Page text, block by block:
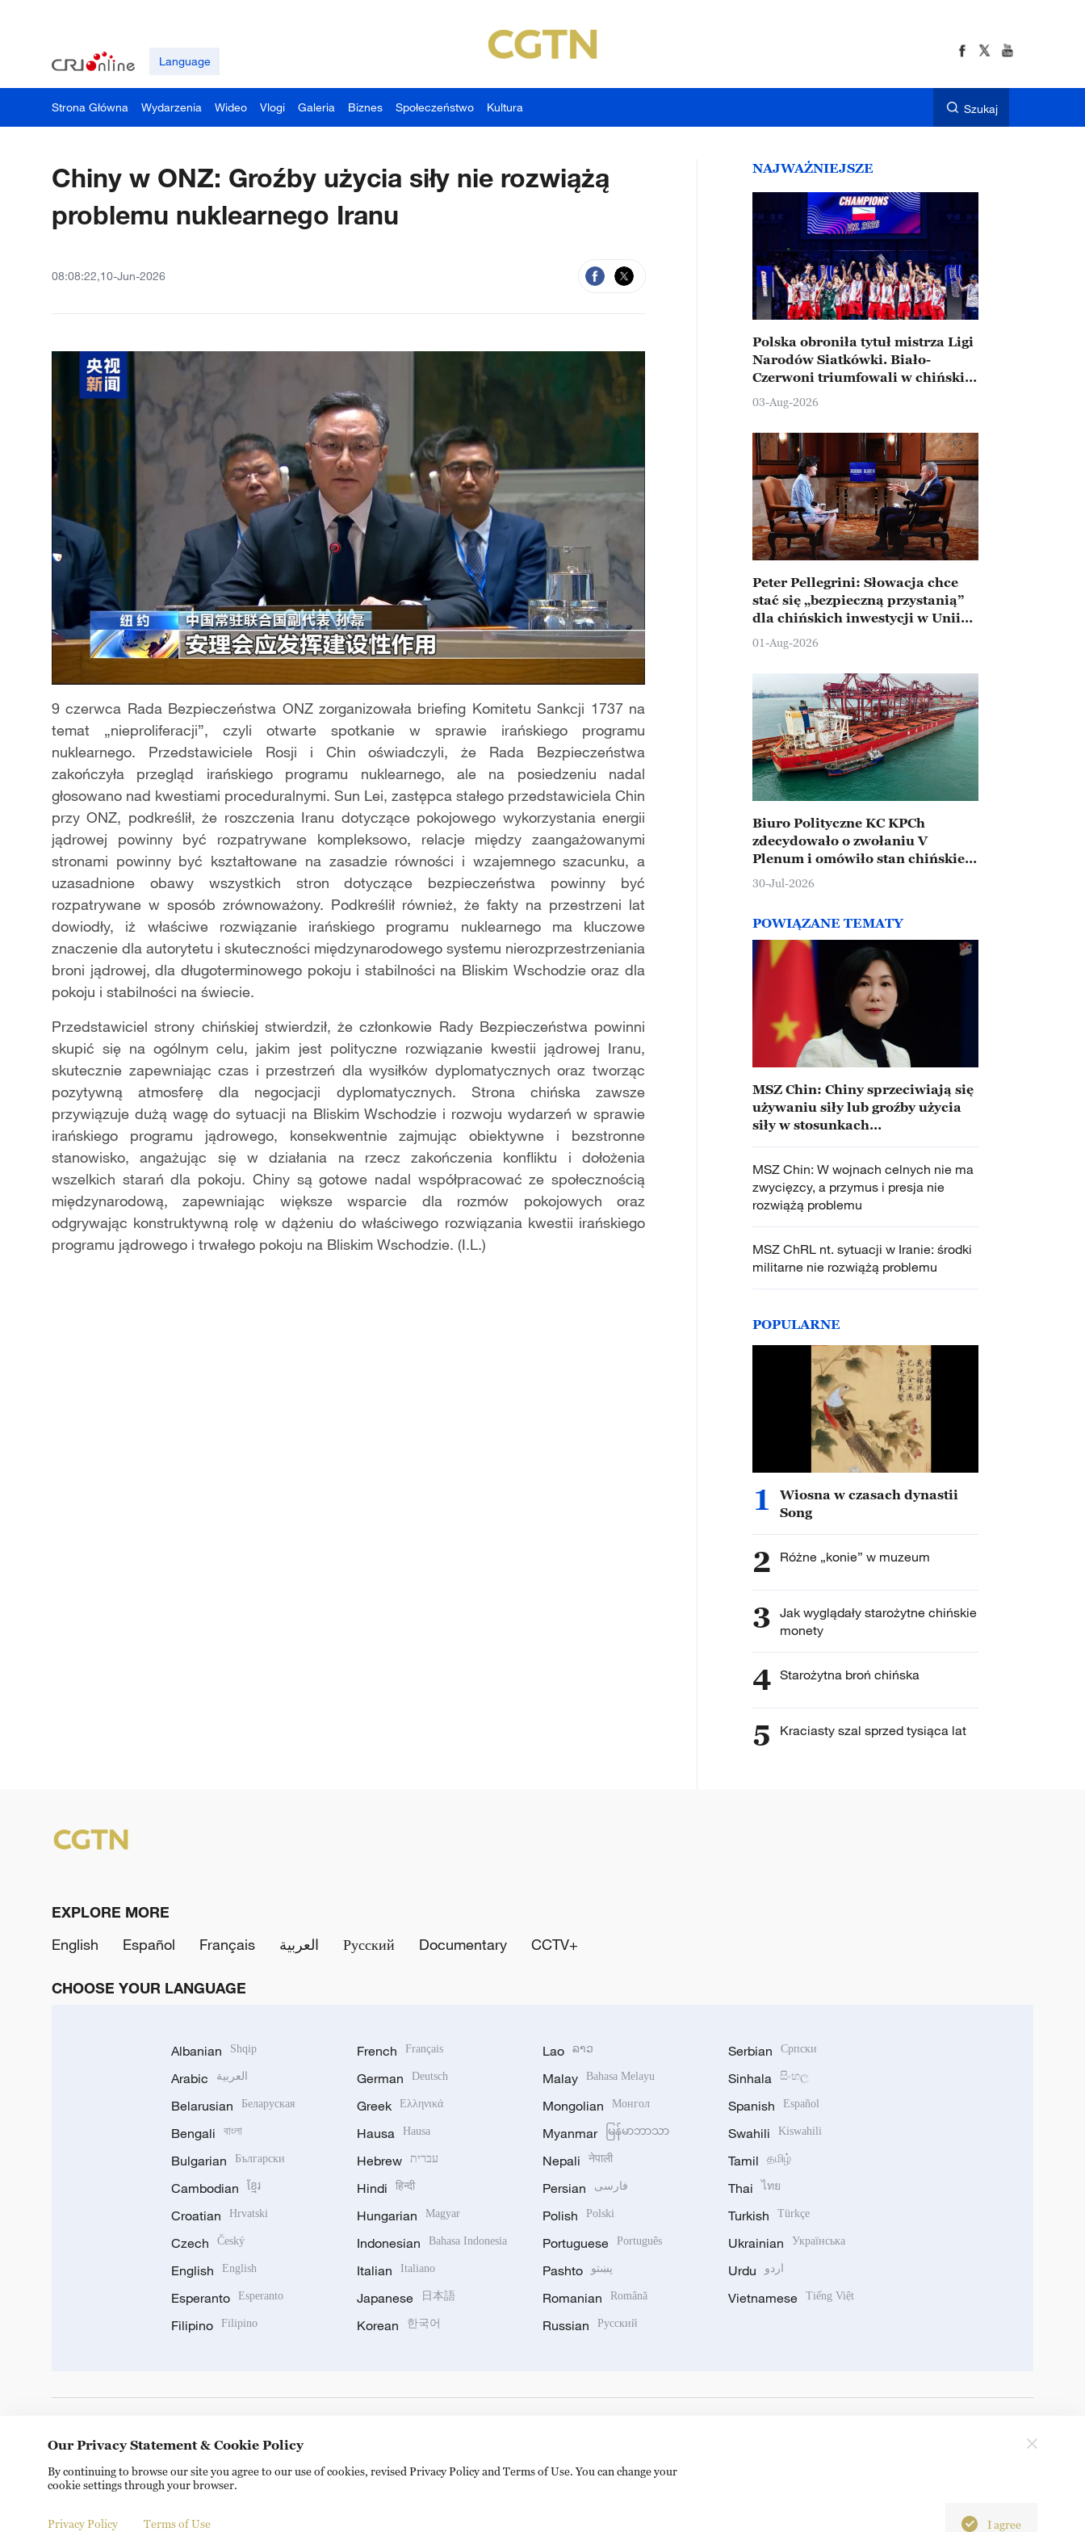
Language
Strona Główna Wydarzenia Wideo Vlogi Galeria Biznes Społeczeństwo Kultura Szukaj
Chiny w ONZ: Groźby użycia siły nie rozwiążą
problemu nuklearnego Iranu
08:08:22,10-Jun-2026
9 czerwca Rada Bezpieczeństwa ONZ zorganizowała briefing Komitetu Sankcji 1737 na
temat „nieproliferacji”, czyli otwarte spotkanie w sprawie irańskiego programu
nuklearnego. Przedstawiciele Rosji i Chin oświadczyli, że Rada Bezpieczeństwa
zakończyła przegląd irańskiego programu nuklearnego, ale na posiedzeniu nadal
głosowano nad kwestiami proceduralnymi. Sun Lei, zastępca stałego przedstawiciela Chin
przy ONZ, podkreślił, że roszczenia Iranu dotyczące pokojowego wykorzystania energii
jądrowej powinny być rozpatrywane kompleksowo, relacje między zaangażowanymi
stronami powinny być kształtowane na zasadzie równości i wzajemnego szacunku, a
uzasadnione obawy wszystkich stron dotyczące bezpieczeństwa powinny być
rozpatrywane w sposób zrównoważony. Podkreślił również, że fakty na przestrzeni lat
dowiodły, iż właściwe rozwiązanie irańskiego programu nuklearnego ma kluczowe
znaczenie dla autorytetu i skuteczności międzynarodowego systemu nierozprzestrzeniania
broni jądrowej, dla długoterminowego pokoju i stabilności na Bliskim Wschodzie oraz dla
pokoju i stabilności na świecie.
Przedstawiciel strony chińskiej stwierdził, że członkowie Rady Bezpieczeństwa powinni
skupić się na ogólnym celu, jakim jest polityczne rozwiązanie kwestii jądrowej Iranu,
skutecznie zapewniając czas i przestrzeń dla wysiłków dyplomatycznych oraz tworząc
pozytywną atmosferę dla negocjacji dyplomatycznych. Strona chińska zawsze
przywiązuje dużą wagę do sytuacji na Bliskim Wschodzie i rozwoju wydarzeń w sprawie
irańskiego programu jądrowego, konsekwentnie zajmując obiektywne i bezstronne
stanowisko, angażując się w działania na rzecz zakończenia konfliktu i dołożenia
wszelkich starań dla pokoju. Chiny są gotowe nadal współpracować ze społecznością
międzynarodową, zapewniając większe wsparcie dla rozmów pokojowych oraz
odgrywając konstruktywną rolę w dążeniu do właściwego rozwiązania kwestii irańskiego
programu jądrowego i trwałego pokoju na Bliskim Wschodzie. (I.L.)
NAJWAŻNIEJSZE
Polska obroniła tytuł mistrza Ligi
Narodów Siatkówki. Biało-
Czerwoni triumfowali w chińskim
Ningbo
03-Aug-2026
Peter Pellegrini: Słowacja chce
stać się „bezpieczną przystanią”
dla chińskich inwestycji w Unii
Europejskiej
01-Aug-2026
Biuro Polityczne KC KPCh
zdecydowało o zwołaniu V
Plenum i omówiło stan chińskiej
gospodarki
30-Jul-2026
POWIĄZANE TEMATY
MSZ Chin: Chiny sprzeciwiają się
używaniu siły lub groźby użycia
siły w stosunkach
MSZ Chin: W wojnach celnych nie ma
zwycięzcy, a przymus i presja nie
rozwiążą problemu
MSZ ChRL nt. sytuacji w Iranie: środki
militarne nie rozwiążą problemu
POPULARNE
1
Wiosna w czasach dynastii
Song
2 Różne „konie” w muzeum
3 Jak wyglądały starożytne chińskie
monety
4 Starożytna broń chińska
5 Kraciasty szal sprzed tysiąca lat
EXPLORE MORE
English
Español Français العربية Русский Documentary CCTV+
CHOOSE YOUR LANGUAGE
Albanian Shqip
Arabic العربية
Belarusian Беларуская
Bengali বাংলা
Bulgarian Български
Cambodian ខ្មែរ
Croatian Hrvatski
Czech Český
English English
Esperanto Esperanto
Filipino Filipino
French Français
German Deutsch
Greek Ελληνικά
Hausa Hausa
Hebrew עברית
Hindi हिन्दी
Hungarian Magyar
Indonesian Bahasa Indonesia
Italian Italiano
Japanese 日本語
Korean 한국어
Lao ລາວ
Malay Bahasa Melayu
Mongolian Монгол
Myanmar မြန်မာဘာသာ
Nepali नेपाली
Persian فارسی
Polish Polski
Portuguese Português
Pashto پښتو
Romanian Română
Russian Русский
Serbian Српски
Sinhala සිංහල
Spanish Español
Swahili Kiswahili
Tamil தமிழ்
Thai ไทย
Turkish Türkçe
Ukrainian Українська
Urdu اردو
Vietnamese Tiếng Việt
© China Radio International.CRI. All Rights Reserved. 16A Shijingshan Road, Beijing, China. 100040
Our Privacy Statement & Cookie Policy
By continuing to browse our site you agree to our use of cookies, revised Privacy Policy and Terms of Use. You can change your
cookie settings through your browser.
Privacy Policy Terms of Use I agree